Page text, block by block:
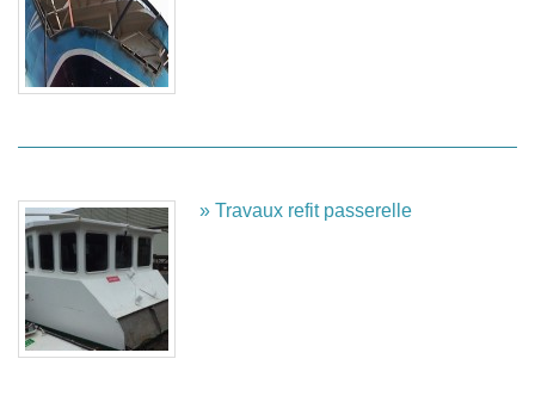
» Travaux refit passerelle